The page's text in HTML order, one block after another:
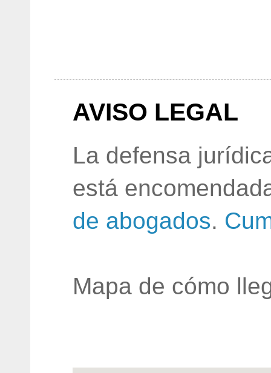
AVISO LEGAL
La defensa
está
de abogados.
Mapa de cómo